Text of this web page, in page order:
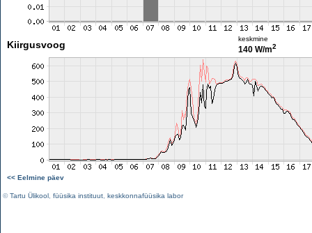
Kiirgusvoog
keskmine
140 W/m2
<< Eelmine päev
©Tartu Ülikool füüsika instituut keskkonnafüüsika labor